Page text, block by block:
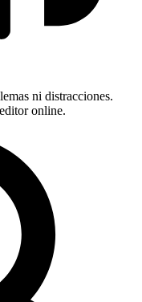
ni distracciones.
online.